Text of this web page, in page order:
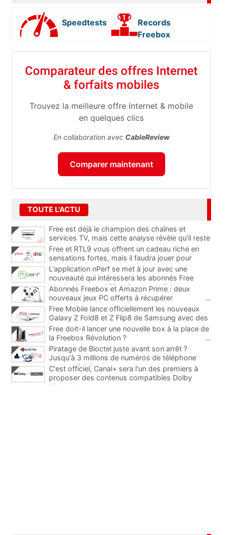
Speedtests
Records
Freebox
Comparateur des offres Internet
& forfaits mobiles
Trouvez la meilleure offre Internet & mobile
en quelques clics
En collaboration avec CableReview
Comparer maintenant
TOUTE L'ACTU
Free est déjà le champion des chaînes et
services TV, mais cette analyse révèle qu'il reste
encore au moins 141 ajouts possibles
Free et RTL9 vous offrent un cadeau riche en
sensations fortes, mais il faudra jouer pour
l'obtenir
L'application nPerf se met à jour avec une
nouveauté qui intéressera les abonnés Free
Mobile, Orange, SFR et Bouygues Telecom
Abonnés Freebox et Amazon Prime : deux
nouveaux jeux PC offerts à récupérer
...
Free Mobile lance officiellement les nouveaux
Galaxy Z Fold8 et Z Flip8 de Samsung avec des
promos et des cadeaux
...
Free doit-il lancer une nouvelle box à la place de
la Freebox Révolution ?
...
Piratage de Bloctel juste avant son arrêt ?
Jusqu'à 3 millions de numéros de téléphone
auraient fuité
C'est officiel, Canal+ sera l'un des premiers à
proposer des contenus compatibles Dolby
Vision 2